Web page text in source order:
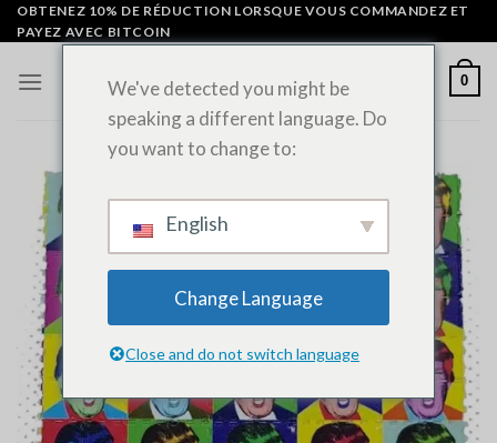
Skip
to
OBTENEZ 10% DE RÉDUCTION LORSQUE VOUS COMMANDEZ ET
PAYEZ AVEC BITCOIN
0
We've detected you might be
speaking a different language. Do
you want to change to:
English
Change Language
Close and do not switch language